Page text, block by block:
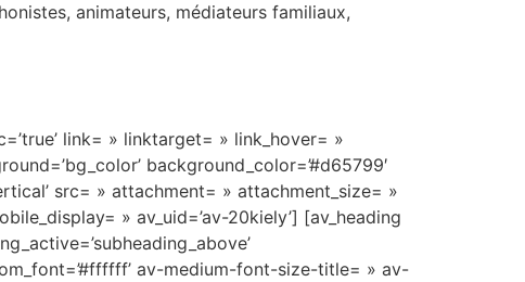
animateurs, médiateurs familiaux,
link= » linktarget= » link_hover= »
background_color=’#d65799′
src= » attachment= » attachment_size= »
» av_uid=’av-20kiely’] [av_heading
av-medium-font-size-title= » av-